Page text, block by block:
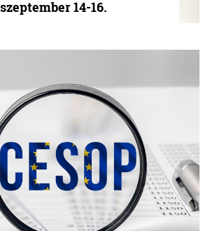
szeptember 14-16.